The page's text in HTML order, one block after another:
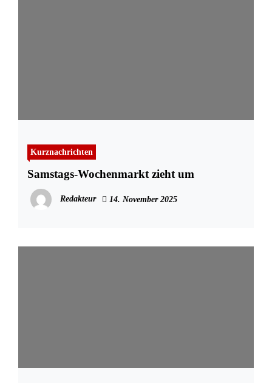
Kurznachrichten
Samstags-Wochenmarkt zieht um
Redakteur 14. November 2025